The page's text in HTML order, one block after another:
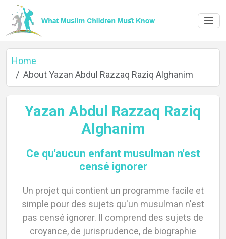
Home
Home
About Yazan Abdul Razzaq Raziq Alghanim
Yazan Abdul Razzaq Raziq
Alghanim
Ce qu'aucun enfant musulman n'est
censé ignorer
Un projet qui contient un programme facile et
simple pour des sujets qu'un musulman n'est
pas censé ignorer. Il comprend des sujets de
croyance, de jurisprudence, de biographie